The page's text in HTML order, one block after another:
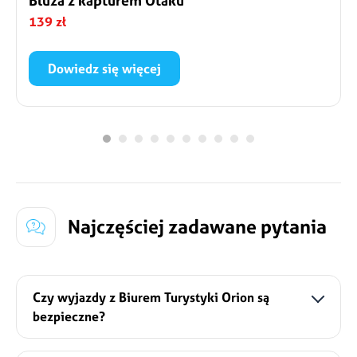
139 zł
Dowiedz się więcej
nadrukiem. Nadruk przedstawia karpie koi – słynny
Szczegóły
Najczęściej zadawane pytania
Czy wyjazdy z Biurem Turystyki Orion są
bezpieczne?
Oczywiście, że tak!